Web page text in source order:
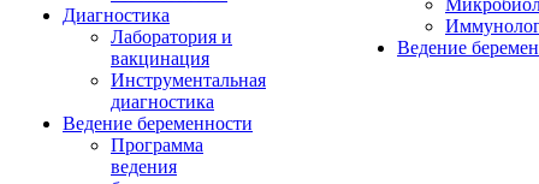
Диагностика
Лаборатория и
вакцинация
Инструментальная
диагностика
Ведение беременности
Программа
ведения
Ведение